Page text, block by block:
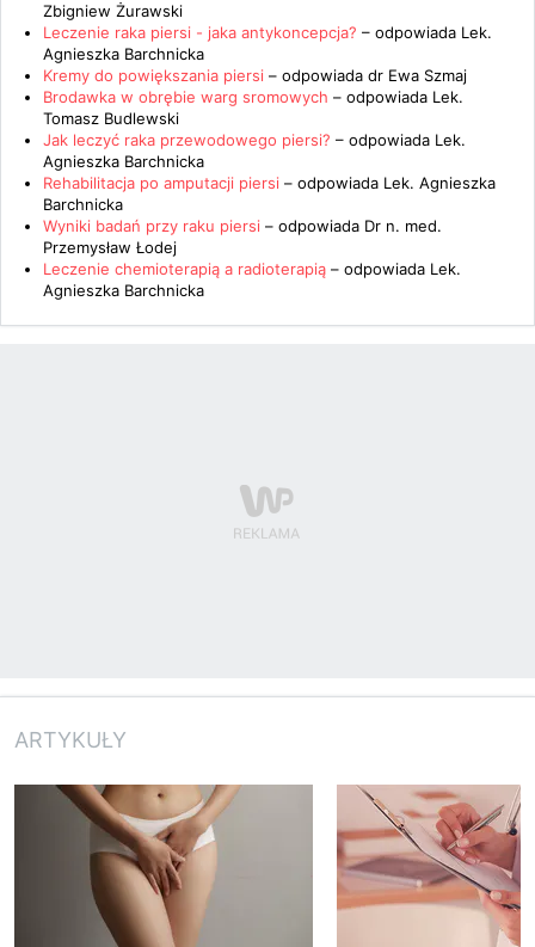
Zbigniew Żurawski
Leczenie raka piersi - jaka antykoncepcja? – odpowiada Lek.
Agnieszka Barchnicka
Kremy do powiększania piersi – odpowiada dr Ewa Szmaj
Brodawka w obrębie warg sromowych – odpowiada Lek.
Tomasz Budlewski
Jak leczyć raka przewodowego piersi? – odpowiada Lek.
Agnieszka Barchnicka
Rehabilitacja po amputacji piersi – odpowiada Lek. Agnieszka
Barchnicka
Wyniki badań przy raku piersi – odpowiada Dr n. med.
Przemysław Łodej
Leczenie chemioterapią a radioterapią – odpowiada Lek.
Agnieszka Barchnicka
ARTYKUŁY